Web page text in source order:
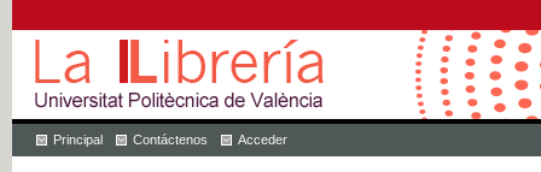
Principal Contáctenos Acceder